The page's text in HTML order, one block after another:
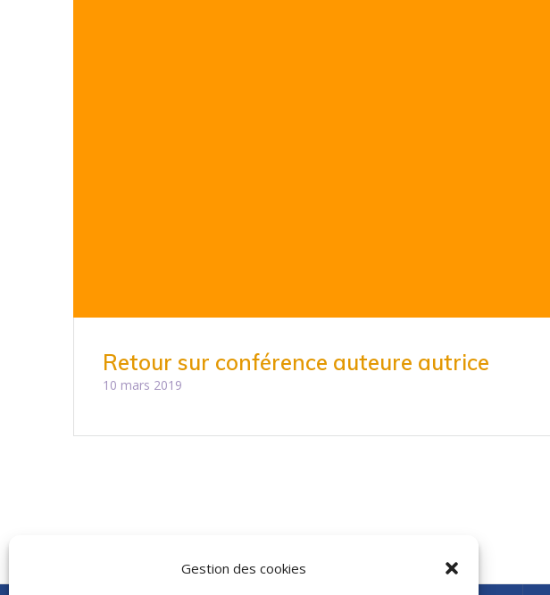
Gestion des cookies
Retour sur conférence auteure autrice
10 mars 2019